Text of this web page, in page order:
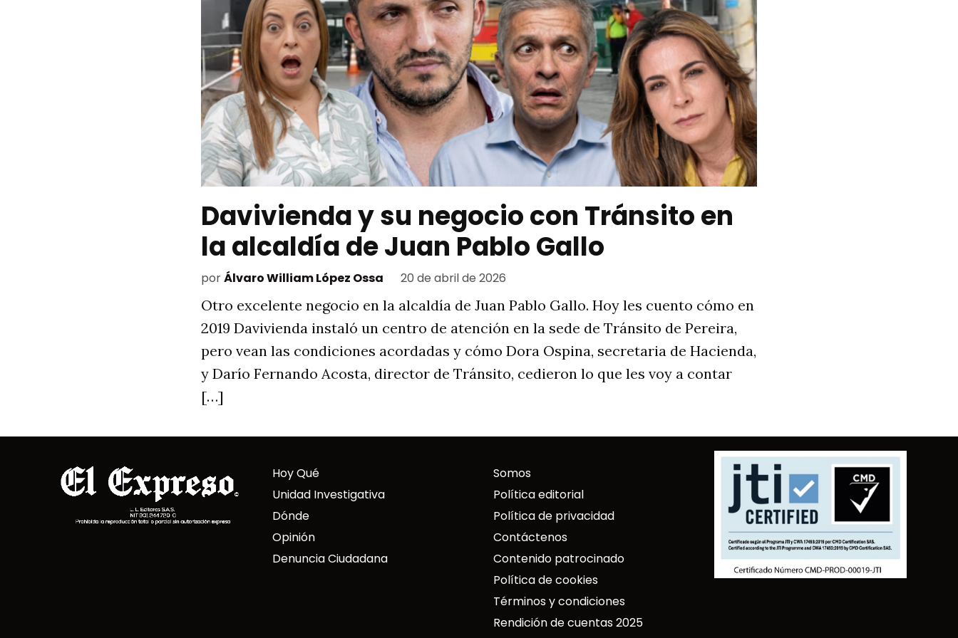
Davivienda y su negocio con Tránsito en
la alcaldía de Juan Pablo Gallo
porÁlvaro William López Ossa 20 de abril de 2026
Otro excelente negocio en la alcaldía de Juan Pablo Gallo. Hoy les cuento cómo en
2019 Davivienda instaló un centro de atención en la sede de Tránsito de Pereira,
pero vean las condiciones acordadas y cómo Dora Ospina, secretaria de Hacienda,
y Darío Fernando Acosta, director de Tránsito, cedieron lo que les voy a contar
[…]
Hoy Qué
Unidad Investigativa
Dónde
Opinión
Denuncia Ciudadana
Somos
Política editorial
Política de privacidad
Contáctenos
Contenido patrocinado
Política de cookies
Términos y condiciones
Rendición de cuentas 2025